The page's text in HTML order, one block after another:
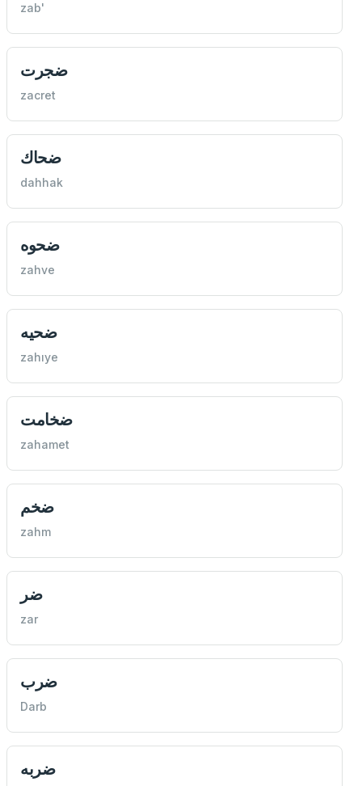
zab'
ضجرت
zacret
ضحاك
dahhak
ضحوه
zahve
ضحيه
zahıye
ضخامت
zahamet
ضخم
zahm
ضر
zar
ضرب
Darb
ضربه